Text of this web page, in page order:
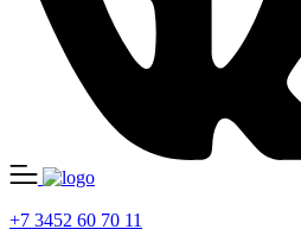
+7 3452 60 70 11